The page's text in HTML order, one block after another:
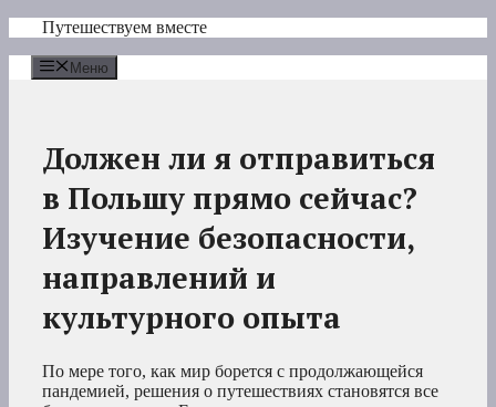
Перейти
содержимому
Путешествуем вместе
Меню
Должен ли я отправиться
в Польшу прямо сейчас?
Изучение безопасности,
направлений и
культурного опыта
По мере того, как мир борется с продолжающейся
пандемией, решения о путешествиях становятся все